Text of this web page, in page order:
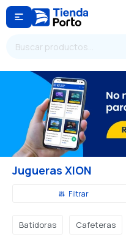

Jugueras XION
Batidoras Cafeteras